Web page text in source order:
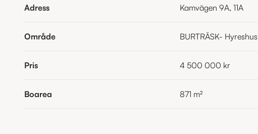
Adress Kamvägen 9A, 11A
Område BURTRÄSK- Hyreshus
Pris 4 500 000 kr
Boarea 871 m²